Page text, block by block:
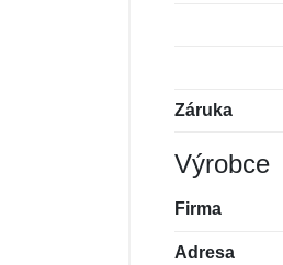
Záruka
Výrobce
Firma
Adresa